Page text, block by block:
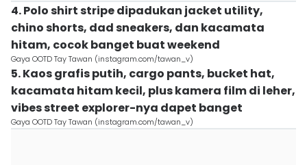
4. Polo shirt stripe dipadukan jacket utility,
chino shorts, dad sneakers, dan kacamata
hitam, cocok banget buat weekend
Gaya OOTD Tay Tawan (instagram.com/tawan_v)
5. Kaos grafis putih, cargo pants, bucket hat,
kacamata hitam kecil, plus kamera film di leher,
vibes street explorer-nya dapet banget
Gaya OOTD Tay Tawan (instagram.com/tawan_v)